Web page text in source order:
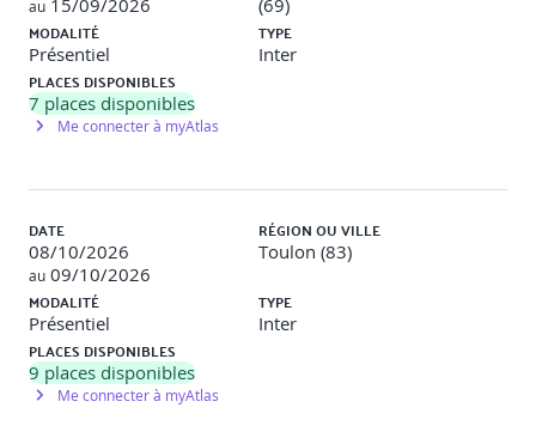
Identifier ses drivers dominants (déclencheurs de
stress)
degrés) de chaque Driver
Savoir répondre à un driver
en situation normale o en situation de stress (conflit ou
tension relationnelle)
Communication non violente et Process Com pour
résoudre efficacement les conflits
Module 10 : Les styles d’interaction
Connaître les différents styles d’interaction (ou de
management) selon le modèle PCM
au 15/09/2026
(69)
MODALITÉ
Présentiel
TYPE
Inter
PLACES DISPONIBLES
7 places disponibles
Me connecter à myAtlas
DATE
08/10/2026
au 09/10/2026
RÉGION OU VILLE
Toulon (83)
MODALITÉ
Présentiel
TYPE
Inter
PLACES DISPONIBLES
9 places disponibles
Me connecter à myAtlas